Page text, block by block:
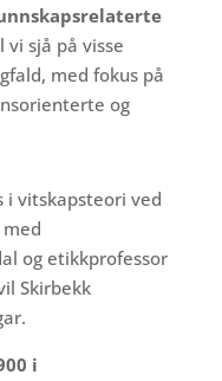
vi sjå på visse
med fokus på
og
i vitskapsteori ved
og etikkprofessor
Skirbekk
i